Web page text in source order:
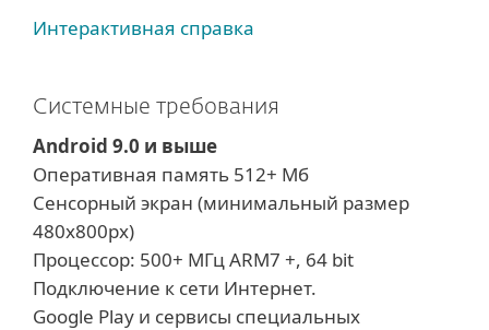
Интерактивная справка
Системные требования
Android 9.0 и выше
Оперативная память 512+ Mб
Сенсорный экран (минимальный размер
480x800px)
Процессор: 500+ МГц ARM7 +, 64 bit
Подключение к сети Интернет.
Google Play и сервисы специальных